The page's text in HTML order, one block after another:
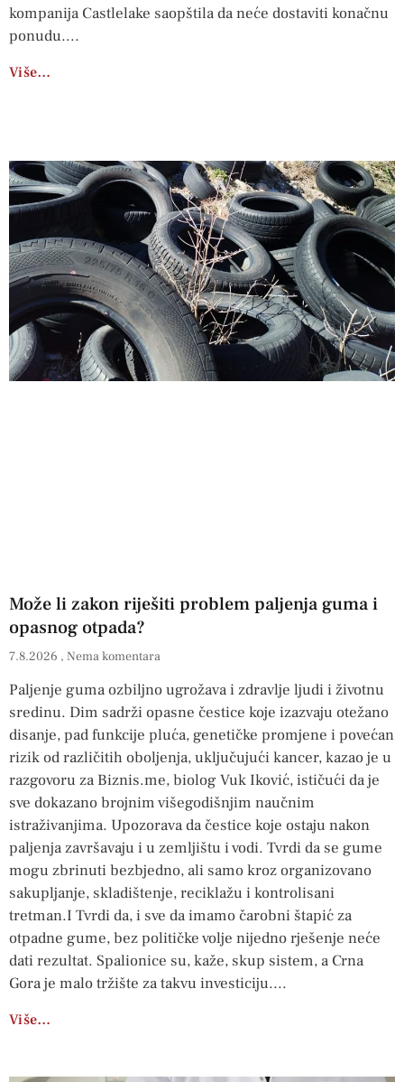
kompanija Castlelake saopštila da neće dostaviti konačnu
ponudu.
Više…
Može li zakon riješiti problem paljenja guma i
opasnog otpada?
7.8.2026 Nema komentara
Paljenje guma ozbiljno ugrožava i zdravlje ljudi i životnu
sredinu. Dim sadrži opasne čestice koje izazvaju otežano
disanje, pad funkcije pluća, genetičke promjene i povećan
rizik od različitih oboljenja, uključujući kancer, kazao je u
razgovoru za Biznis.me, biolog Vuk Iković, ističući da je
sve dokazano brojnim višegodišnjim naučnim
istraživanjima. Upozorava da čestice koje ostaju nakon
paljenja završavaju i u zemljištu i vodi. Tvrdi da se gume
mogu zbrinuti bezbjedno, ali samo kroz organizovano
sakupljanje, skladištenje, reciklažu i kontrolisani
tretman.I Tvrdi da, i sve da imamo čarobni štapić za
otpadne gume, bez političke volje nijedno rješenje neće
dati rezultat. Spalionice su, kaže, skup sistem, a Crna
Gora je malo tržište za takvu investiciju.
Više…